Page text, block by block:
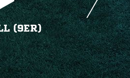
(9ER)